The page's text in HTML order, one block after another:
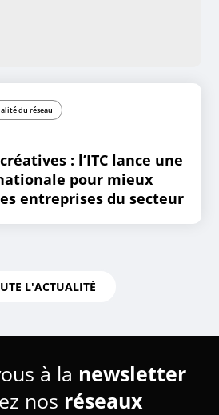
du réseau
: l’ITC lance une
pour mieux
entreprises du secteur
L'ACTUALITÉ
à la newsletter
nos réseaux